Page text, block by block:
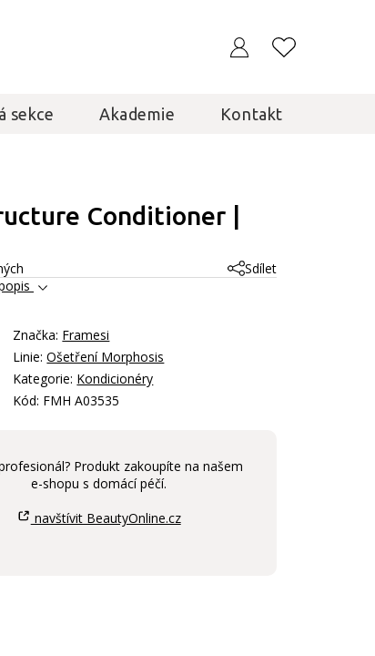
sekce Akademie Kontakt
Conditioner |
Sdílet
Značka: Framesi
Linie:Ošetření Morphosis
Kategorie: Kondicionéry
Kód: FMH A03535
Produkt zakoupíte na našem
e-shopu s domácí péčí.
navštívit BeautyOnline.cz